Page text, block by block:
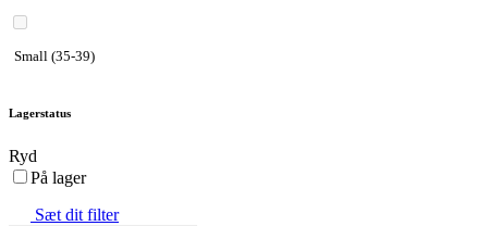
Small (35-39)
Lagerstatus
Ryd
På lager
Sæt dit filter